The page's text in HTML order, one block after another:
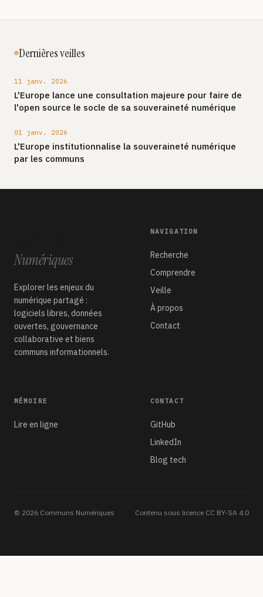
Dernières veilles
11 janv. 2026
L'Europe lance une consultation majeure pour faire de
l'open source le socle de sa souveraineté numérique
01 janv. 2026
L'Europe institutionnalise la souveraineté numérique
par les communs
Numériques
Explorer les enjeux du
numérique partagé :
logiciels libres, données
ouvertes, gouvernance
collaborative et biens
communs informationnels.
NAVIGATION
Recherche
Comprendre
Veille
À propos
Contact
MÉMOIRE
Lire en ligne
CONTACT
GitHub
LinkedIn
Blog tech
© 2026 Communs Numériques Contenu sous licence CC BY-SA 4.0